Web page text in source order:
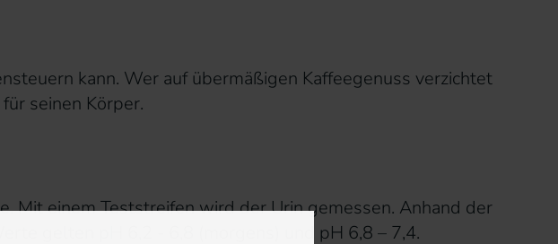
kann. Wer auf übermäßigen Kaffeegenuss verzichtet
seinen Körper.
Mit einem Teststreifen wird der Urin gemessen. Anhand der
gelten pH 6,2 - 6,8 (morgens) und pH 6,8 – 7,4.